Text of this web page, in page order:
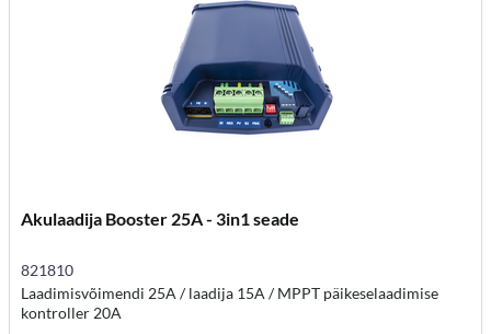
Akulaadija Booster 25A - 3in1 seade
821810
Laadimisvõimendi 25A / laadija 15A / MPPT päikeselaadimise
kontroller 20A